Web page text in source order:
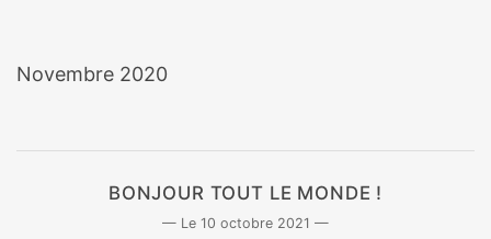
Novembre 2020
BONJOUR TOUT LE MONDE !
10 octobre 2021